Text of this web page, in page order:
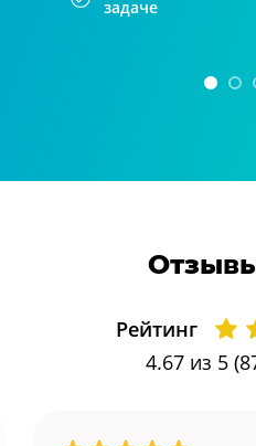
задаче
Рейтинг
4.67из 5 (